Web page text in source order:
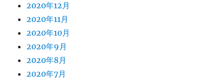
2020年12月
2020年11月
2020年10月
2020年9月
2020年8月
2020年7月